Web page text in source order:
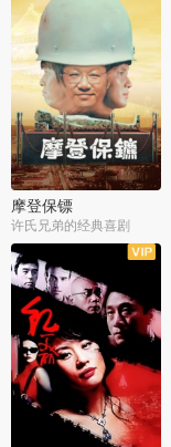
摩登保镖
许氏兄弟的经典喜剧